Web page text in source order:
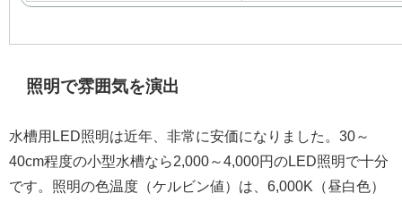
照明で雰囲気を演出
水槽用LED照明は近年、非常に安価になりました。30～
40cm程度の小型水槽なら2,000～4,000円のLED照明で十分
です。照明の色温度（ケルビン値）は、6,000K（昼白色）